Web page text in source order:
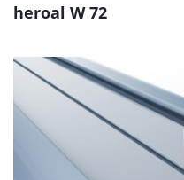
heroal W 72